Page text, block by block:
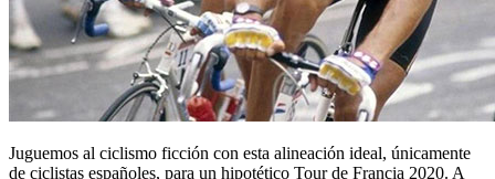
Juguemos al ciclismo ficción con esta alineación ideal, únicamente
de ciclistas españoles, para un hipotético Tour de Francia 2020. A